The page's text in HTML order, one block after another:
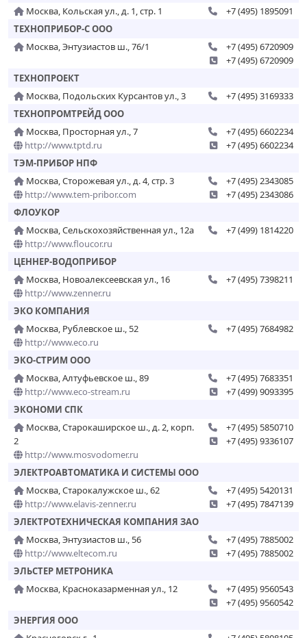
Москва, Кольская ул., д. 1, стр. 1
+7 (495) 1895091
ТЕХНОПРИБОР-С ООО
Москва, Энтузиастов ш., 76/1
+7 (495) 6720909
+7 (495) 6720909
ТЕХНОПРОЕКТ
Москва, Подольских Курсантов ул., 3
+7 (495) 3169333
ТЕХНОПРОМТРЕЙД ООО
Москва, Просторная ул., 7
http://www.tptd.ru
+7 (495) 6602234
+7 (495) 6602234
ТЭМ-ПРИБОР НПФ
Москва, Сторожевая ул., д. 4, стр. 3
http://www.tem-pribor.com
+7 (495) 2343085
+7 (495) 2343086
ФЛОУКОР
Москва, Сельскохозяйственная ул., 12а
http://www.floucor.ru
+7 (499) 1814220
ЦЕННЕР-ВОДОПРИБОР
Москва, Новоалексеевская ул., 16
http://www.zenner.ru
+7 (495) 7398211
ЭКО КОМПАНИЯ
Москва, Рублевское ш., 52
http://www.eco.ru
+7 (495) 7684982
ЭКО-СТРИМ ООО
Москва, Алтуфьевское ш., 89
http://www.eco-stream.ru
+7 (495) 7683351
+7 (499) 9093395
ЭКОНОМИ СПК
Москва, Старокаширское ш., д. 2, корп.
2
http://www.mosvodomer.ru
+7 (495) 5850710
+7 (495) 9336107
ЭЛЕКТРОАВТОМАТИКА И СИСТЕМЫ ООО
Москва, Старокалужское ш., 62
http://www.elavis-zenner.ru
+7 (495) 5420131
+7 (495) 7847139
ЭЛЕКТРОТЕХНИЧЕСКАЯ КОМПАНИЯ ЗАО
Москва, Энтузиастов ш., 56
http://www.eltecom.ru
+7 (495) 7885002
+7 (495) 7885002
ЭЛЬСТЕР МЕТРОНИКА
Москва, Красноказарменная ул., 12
+7 (495) 9560543
+7 (495) 9560542
ЭНЕРГИЯ ООО